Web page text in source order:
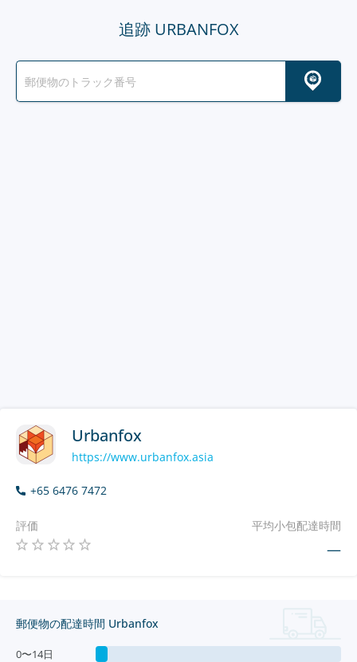
追跡 URBANFOX
Urbanfox
https://www.urbanfox.asia
+65 6476 7472
評価 平均小包配達時間
—
郵便物の配達時間 Urbanfox
0〜14日